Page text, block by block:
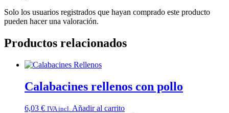
Solo los usuarios registrados que hayan comprado este producto
pueden hacer una valoración.
Productos relacionados
Calabacines rellenos con pollo
6,03 € IVA incl. Añadir al carrito